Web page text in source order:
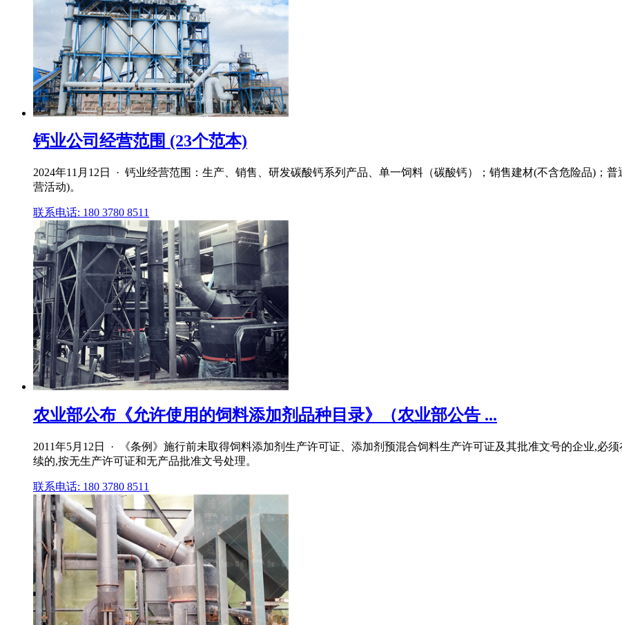
钙业公司经营范围 (23个范本)
2024年11月12日 · 钙业经营范围：生产、销售、研发碳酸钙系列产品、单一饲料（碳酸钙）；销售建材(不含危险品)；
营活动)。
联系电话: 180 3780 8511
农业部公布《允许使用的饲料添加剂品种目录》（农业部公告 ...
2011年5月12日 · 《条例》施行前未取得饲料添加剂生产许可证、添加剂预混合饲料生产许可证及其批准文号的企业,必
续的,按无生产许可证和无产品批准文号处理。
联系电话: 180 3780 8511